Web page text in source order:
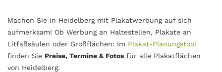
Machen Sie in Heidelberg mit Plakatwerbung auf sich
aufmerksam! Ob Werbung an Haltestellen, Plakate an
Litfaßsäulen oder Großflächen: Im Plakat-Planungstool
finden Sie Preise, Termine & Fotos für alle Plakatflächen
von Heidelberg.